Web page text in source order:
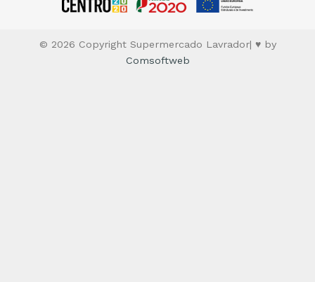
© 2026 Copyright Supermercado Lavrador| ♥ by
Comsoftweb